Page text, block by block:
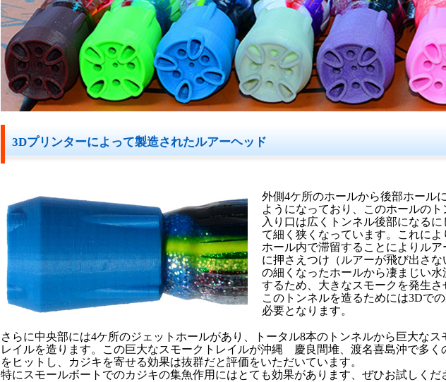
3Dプリンターによって製造されたルアーヘッド
外側4ケ所のホールから後部ホール
ようになっており、このホールのト
入り口は広くトンネル後部になるに
て細く狭くなっています。これによ
ホール内で滞留することによりルア
に押さえつけ（ルアーが飛び出さな
の細くなったホールから凄まじい水
するため、大きなスモークを発生さ
このトンネルを造るためには3Dで
必要となります。
さらに中央部には4ケ所のジェットホールがあり、トータル8本のトンネルから巨大なス
レイルを造ります。この巨大なスモークトレイルが沖縄 慶良間堆、渡名喜島沖で多く
をヒットし、カジキを寄せる効果は抜群だと評価をいただいています。
特にスモールボートでのカジキの集魚作用にはとても効果があります、ぜひお試しくだ